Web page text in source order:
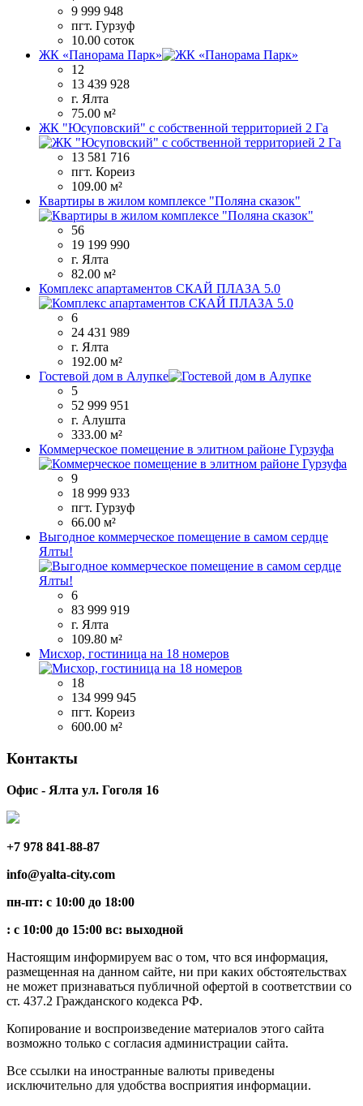
9 999 948
пгт. Гурзуф
10.00 соток
ЖК «Панорама Парк»
12
13 439 928
г. Ялта
75.00 м²
ЖК "Юсуповский" с собственной территорией 2 Га
13 581 716
пгт. Кореиз
109.00 м²
Квартиры в жилом комплексе "Поляна сказок"
56
19 199 990
г. Ялта
82.00 м²
Комплекс апартаментов СКАЙ ПЛАЗА 5.0
6
24 431 989
г. Ялта
192.00 м²
Гостевой дом в Алупке
5
52 999 951
г. Алушта
333.00 м²
Коммерческое помещение в элитном районе Гурзуфа
9
18 999 933
пгт. Гурзуф
66.00 м²
Выгодное коммерческое помещение в самом сердце
Ялты!
6
83 999 919
г. Ялта
109.80 м²
Мисхор, гостиница на 18 номеров
18
134 999 945
пгт. Кореиз
600.00 м²
Контакты
Офис - Ялта ул. Гоголя 16
+7 978 841-88-87
info@yalta-city.com
пн-пт: с 10:00 до 18:00
: с 10:00 до 15:00 вс: выходной
Настоящим информируем вас о том, что вся информация,
размещенная на данном сайте, ни при каких обстоятельствах
не может признаваться публичной офертой в соответствии со
ст. 437.2 Гражданского кодекса РФ.
Копирование и воспроизведение материалов этого сайта
возможно только с согласия администрации сайта.
Все ссылки на иностранные валюты приведены
исключительно для удобства восприятия информации.